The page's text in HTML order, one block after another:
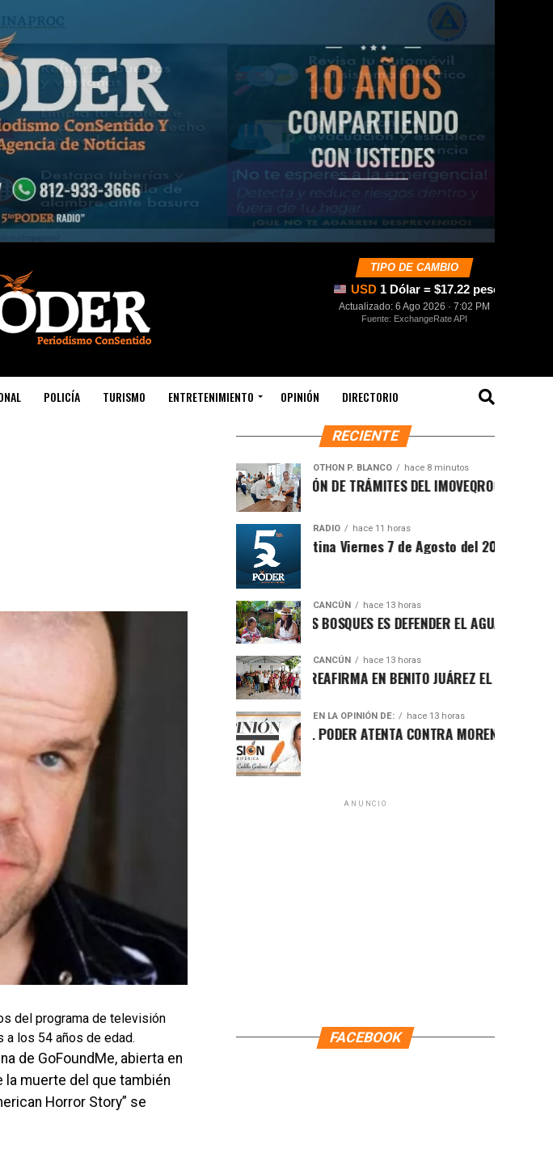
TIPO DE CAMBIO
USD 1 Dólar = $17.22 pesos
Actualizado: 6 Ago 2026 · 7:02 PM
Fuente: ExchangeRate API
POLICÍA TURISMO ENTRETENIMIENTO OPINIÓN DIRECTORIO
del programa de televisión
a los 54 años de edad.
de GoFoundMe, abierta en
la muerte del que también
Horror Story” se
RECIENTE
OTHON P. BLANCO hace 8 minutos
MODERNIZACIÓN DE TRÁMITES DEL IMOVEQROO ACERCA
RADIO hace 11 horas
Sintesis Matutina Viernes 7 de Agosto del 2026
CANCÚN hace 13 horas
PROTEGER LOS BOSQUES ES DEFENDER EL AGUA Y EL FUTURO
CANCÚN hace 13 horas
RAFA MARÍN REAFIRMA EN BENITO JUÁREZ EL LLAMADO A
EN LA OPINIÓN DE: hace 13 horas
LUCHA POR EL PODER ATENTA CONTRA MORENA EN Q.ROO
ANUNCIO
FACEBOOK